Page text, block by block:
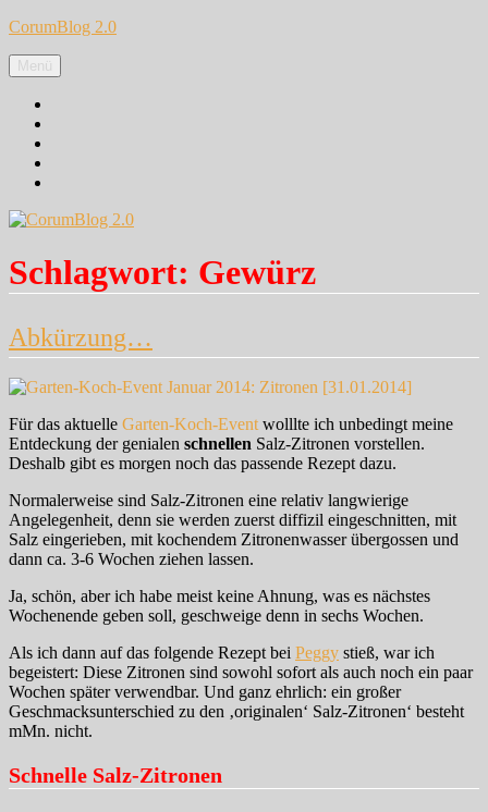
Zum
springen
CorumBlog 2.0
Menü
Schlagwort: Gewürz
Abkürzung…
Für das aktuelle Garten-Koch-Event wolllte ich unbedingt meine
Entdeckung der genialen schnellen Salz-Zitronen vorstellen.
Deshalb gibt es morgen noch das passende Rezept dazu.
Normalerweise sind Salz-Zitronen eine relativ langwierige
Angelegenheit, denn sie werden zuerst diffizil eingeschnitten, mit
Salz eingerieben, mit kochendem Zitronenwasser übergossen und
dann ca. 3-6 Wochen ziehen lassen.
Ja, schön, aber ich habe meist keine Ahnung, was es nächstes
Wochenende geben soll, geschweige denn in sechs Wochen.
Als ich dann auf das folgende Rezept bei Peggy stieß, war ich
begeistert: Diese Zitronen sind sowohl sofort als auch noch ein paar
Wochen später verwendbar. Und ganz ehrlich: ein großer
Geschmacksunterschied zu den ‚originalen‘ Salz-Zitronen‘ besteht
mMn. nicht.
Schnelle Salz-Zitronen